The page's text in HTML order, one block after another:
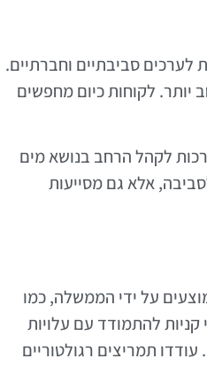
סביבתיים וחברתיים.
יותר. לקוחות כיום מחפשים
לקהל הרחב בנושא מים
אלא גם מסייעות
על ידי הממשלה, כמו
להתמודד עם עלויות
תמריצים רגולטוריים